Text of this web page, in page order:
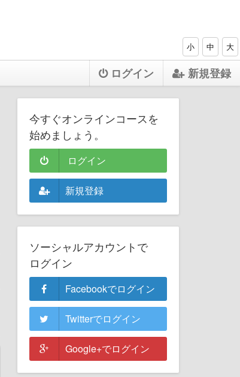
小 中 大
ログイン 新規登録
今すぐオンラインコースを
始めましょう。
ログイン
新規登録
ソーシャルアカウントで
ログイン
Facebookでログイン
Twitterでログイン
Google+でログイン